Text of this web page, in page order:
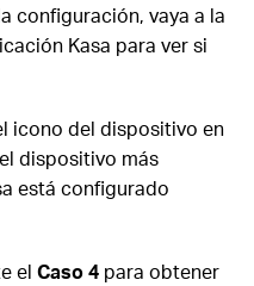
configuración, vaya a la
Kasa para ver si
icono del dispositivo en
dispositivo más
está configurado
elCaso 4 para obtener